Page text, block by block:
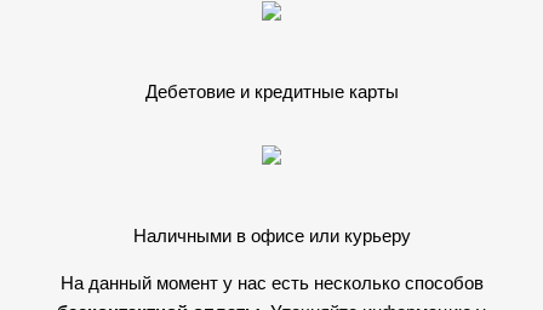
Дебетовие и кредитные карты
Наличными в офисе или курьеру
На данный момент у нас есть несколько способов